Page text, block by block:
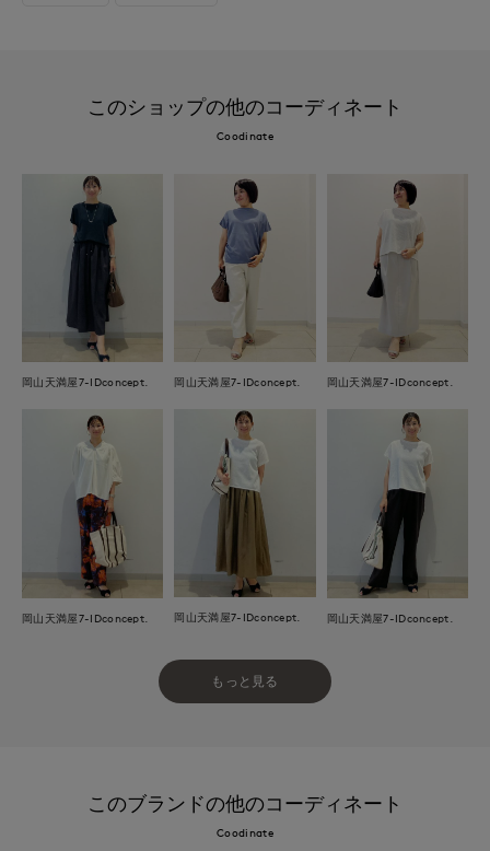
このショップの他のコーディネート
Coodinate
岡山天満屋7-IDconcept. 岡山天満屋7-IDconcept. 岡山天満屋7-IDconcept.
岡山天満屋7-IDconcept. 岡山天満屋7-IDconcept. 岡山天満屋7-IDconcept.
もっと見る
このブランドの他のコーディネート
Coodinate